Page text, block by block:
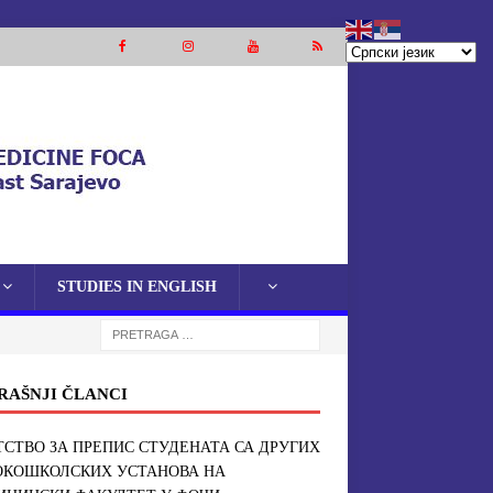
STUDIES IN ENGLISH
ČLANCI
ЗА ПРЕПИС СТУДЕНАТА СА ДРУГИХ
УСТАНОВА НА